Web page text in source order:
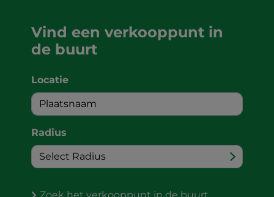
Vind een verkooppunt in
de buurt
Locatie
Radius
Zoek het verkooppunt in de buurt